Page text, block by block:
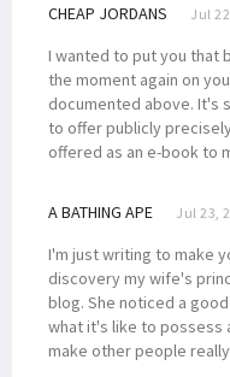
CHEAP JORDANS Jul
I wanted to put you that
the moment again on
documented above. It's
to offer publicly
offered as an e-book to
A BATHING APE Jul 23,
I'm just writing to make
discovery my wife's
blog. She noticed a
what it's like to possess
make other people